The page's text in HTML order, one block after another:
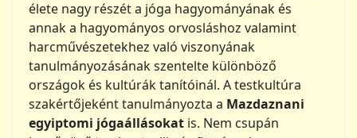
élete nagy részét a jóga hagyományának és
annak a hagyományos orvosláshoz valamint
harcművészetekhez való viszonyának
tanulmányozásának szentelte különböző
országok és kultúrák tanítóinál. A testkultúra
szakértőjeként tanulmányozta a Mazdaznani
egyiptomi jógaállásokat is. Nem csupán